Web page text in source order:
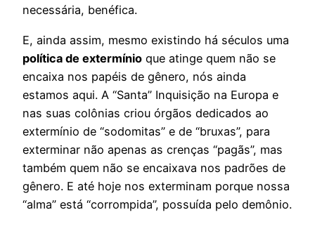
necessária, benéfica.
E, ainda assim, mesmo existindo há séculos uma
política de extermínio que atinge quem não se
encaixa nos papéis de gênero, nós ainda
estamos aqui. A “Santa” Inquisição na Europa e
nas suas colônias criou órgãos dedicados ao
extermínio de “sodomitas” e de “bruxas”, para
exterminar não apenas as crenças “pagãs”, mas
também quem não se encaixava nos padrões de
gênero. E até hoje nos exterminam porque nossa
“alma” está “corrompida”, possuída pelo demônio.